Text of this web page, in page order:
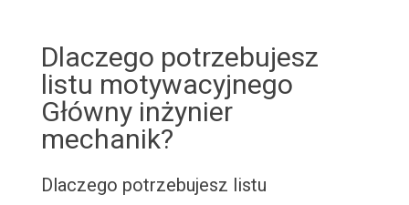
Dlaczego potrzebujesz
listu motywacyjnego
Główny inżynier
mechanik?
Dlaczego potrzebujesz listu